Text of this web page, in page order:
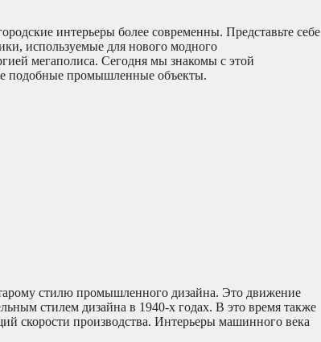
интерьеры более современны. Представьте себе
используемые для нового модного
мегаполиса. Сегодня мы знакомы с этой
подобные промышленные объекты.
стилю промышленного дизайна. Это движение
стилем дизайна в 1940-х годах. В это время также
скорости производства. Интерьеры машинного века